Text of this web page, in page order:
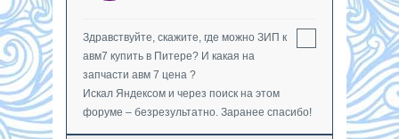
Здравствуйте, скажите, где можно ЗИП к
авм7 купить в Питере? И какая на
запчасти авм 7 цена ?
Искал Яндексом и через поиск на этом
форуме – безрезультатно. Заранее спасибо!